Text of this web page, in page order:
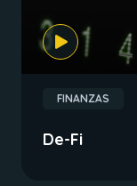
FINANZAS
De-Fi